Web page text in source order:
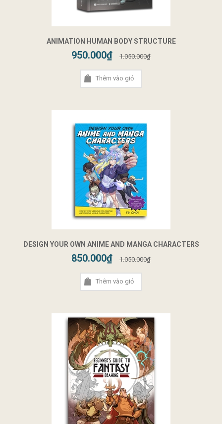
ANIMATION HUMAN BODY STRUCTURE
950.000₫ 1.050.000₫
Thêm vào giỏ
DESIGN YOUR OWN ANIME AND MANGA CHARACTERS
850.000₫ 1.050.000₫
Thêm vào giỏ